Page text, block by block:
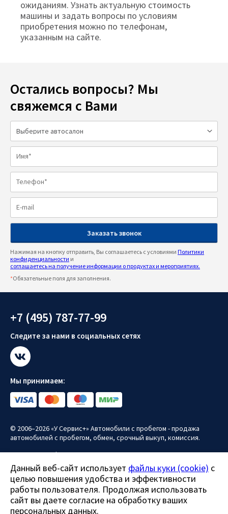
ожиданиям. Узнать актуальную стоимость
машины и задать вопросы по условиям
приобретения можно по телефонам,
указанным на сайте.
Остались вопросы? Мы
свяжемся с Вами
Нажимая на кнопку отправить, Вы соглашаетесь с условиями Политики
конфиденциальности и
соглашаетесь на получение информации о продуктах и мероприятиях.
*Обязательные поля для заполнения.
+7 (495) 787-77-99
Следите за нами в социальных сетях
Мы принимаем:
© 2006–2026 «У Сервис+» Автомобили с пробегом - продажа
автомобилей с пробегом, обмен, срочный выкуп, комиссия.
Политика конфиденциальности
Политика использования файлов куки (cookie)
Согласие на обработку персональных данных
Все права защищены.
Данный веб-сайт использует файлы куки (cookie) с
целью повышения удобства и эффективности
работы пользователя. Продолжая использовать
сайт вы даете согласие на обработку ваших
персональных данных.